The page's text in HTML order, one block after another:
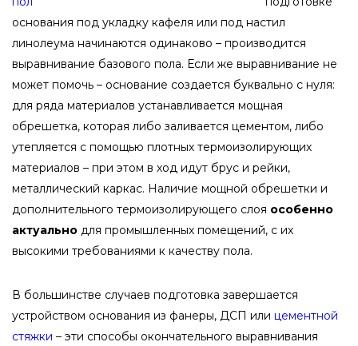
основания под укладку кафеля или под настил
линолеума начинаются одинаково – производится
выравнивание базового пола. Если же выравнивание не
может помочь – основание создается буквально с нуля:
для ряда материалов устанавливается мощная
обрешетка, которая либо заливается цементом, либо
утепляется с помощью плотных термоизолирующих
материалов – при этом в ход идут брус и рейки,
металлический каркас. Наличие мощной обрешетки и
дополнительного термоизолирующего слоя особенно
актуально для промышленных помещений, с их
высокими требованиями к качеству пола.
В большинстве случаев подготовка завершается
устройством основания из фанеры, ДСП или цементной
стяжки – эти способы окончательного выравнивания